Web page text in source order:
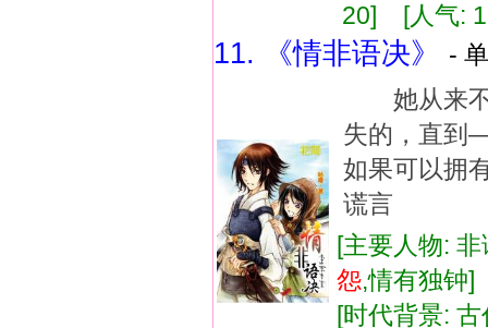
20] [人气:
11. 《情非语决》
-
她从来不
失的，直
如果可以
谎言
[主要人物:
怨,情有独
[时代背景: